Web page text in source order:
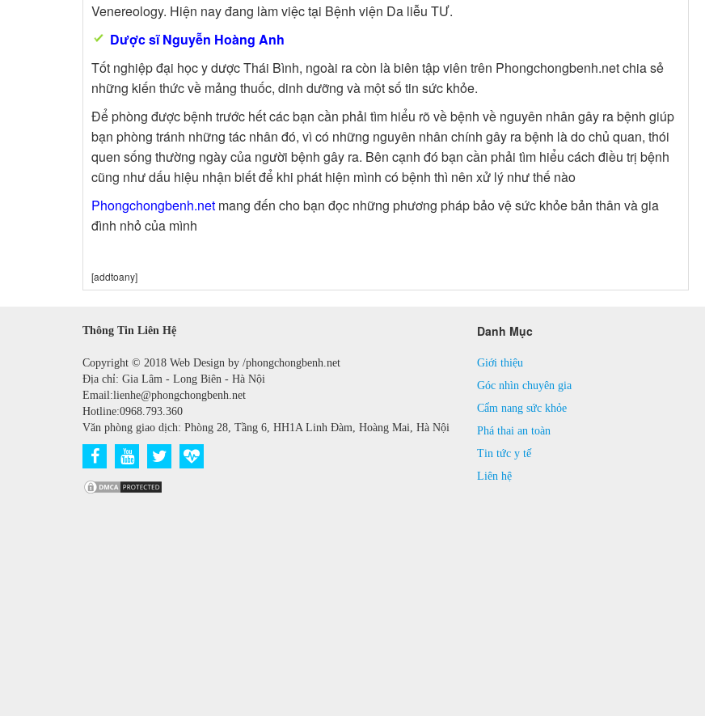
Venereology. Hiện nay đang làm việc tại Bệnh viện Da liễu TƯ.
Dược sĩ Nguyễn Hoàng Anh
Tốt nghiệp đại học y dược Thái Bình, ngoài ra còn là biên tập viên trên Phongchongbenh.net chia sẻ
những kiến thức về mảng thuốc, dinh dưỡng và một số tin sức khỏe.
Để phòng được bệnh trước hết các bạn cần phải tìm hiểu rõ về bệnh về nguyên nhân gây ra bệnh giúp
bạn phòng tránh những tác nhân đó, vì có những nguyên nhân chính gây ra bệnh là do chủ quan, thói
quen sống thường ngày của người bệnh gây ra. Bên cạnh đó bạn cần phải tìm hiểu cách điều trị bệnh
cũng như dấu hiệu nhận biết để khi phát hiện mình có bệnh thì nên xử lý như thế nào
Phongchongbenh.net mang đến cho bạn đọc những phương pháp bảo vệ sức khỏe bản thân và gia
đình nhỏ của mình
[addtoany]
Thông Tin Liên Hệ
Copyright © 2018 Web Design by /phongchongbenh.net
Địa chỉ: Gia Lâm - Long Biên - Hà Nội
Email:lienhe@phongchongbenh.net
Hotline:0968.793.360
Văn phòng giao dịch: Phòng 28, Tầng 6, HH1A Linh Đàm, Hoàng Mai, Hà Nội
Danh Mục
Giới thiệu
Góc nhìn chuyên gia
Cẩm nang sức khỏe
Phá thai an toàn
Tin tức y tế
Liên hệ